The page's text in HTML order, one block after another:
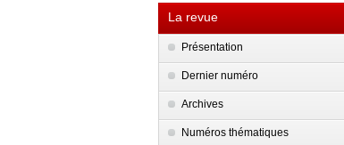
La revue
Présentation
Dernier numéro
Archives
Numéros thématiques